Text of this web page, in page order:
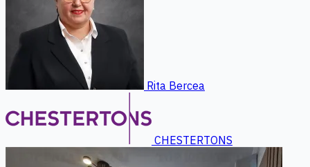
Rita Bercea
CHESTERTONS